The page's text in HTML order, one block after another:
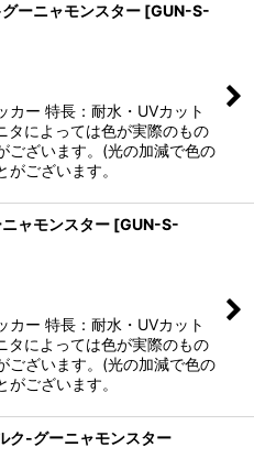
ーニャモンスター [GUN-S-
カー 特長：耐水・UVカット
タによっては色が実際のもの
ございます。(光の加減で色の
ございます。
ャモンスター [GUN-S-
カー 特長：耐水・UVカット
タによっては色が実際のもの
ございます。(光の加減で色の
ございます。
ク-グーニャモンスター